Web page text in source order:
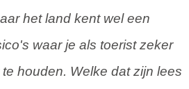
het land kent wel een
waar je als toerist zeker
houden. Welke dat zijn lees